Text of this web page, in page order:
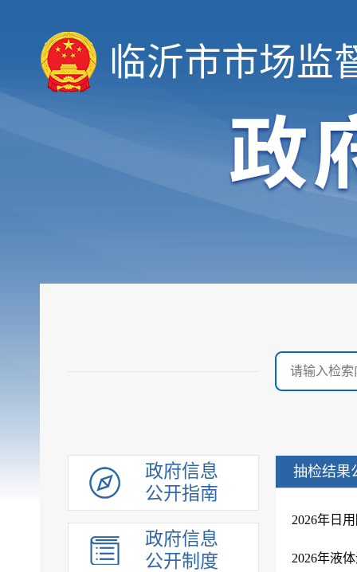
临沂市市场监
政府信息
公开指南
政府信息
公开制度
抽检结果
2026年日
2026年液